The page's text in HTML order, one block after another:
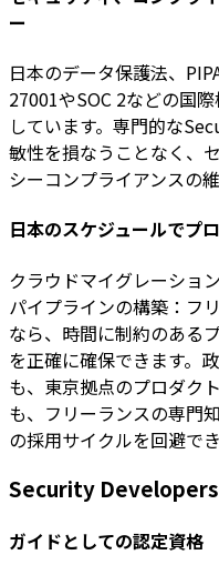
ー
日本のデータ保護法、
27001やSOC 2などの国
しています。専門的な
敏性を損なうことなく、
シーコンプライアンスの
日本のスケジュールでプ
クラウドマイグレーショ
パイプラインの構築：フ
なら、時間に制約のある
を正確に確保できます。
も、東京拠点のプロダク
も、フリーランスの専門
の採用サイクルを回避でき
Security Developers
ガイドとしての認定資格